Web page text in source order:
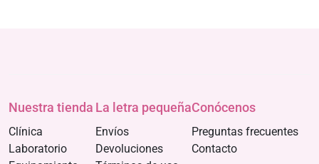
Nuestra tienda
Clínica
Laboratorio
La letra pequeña
Envíos
Devoluciones
Conócenos
Preguntas frecuentes
Contacto